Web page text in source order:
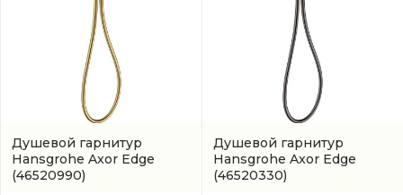
Душевой гарнитур
Hansgrohe Axor Edge
(46520990)
Душевой гарнитур
Hansgrohe Axor Edge
(46520330)